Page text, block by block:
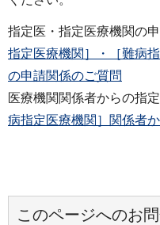
指定医・指定医療機関
指定医療機関］・［難病
の申請関係のご質問
医療機関関係者からの
病指定医療機関］関係者
このページへのお